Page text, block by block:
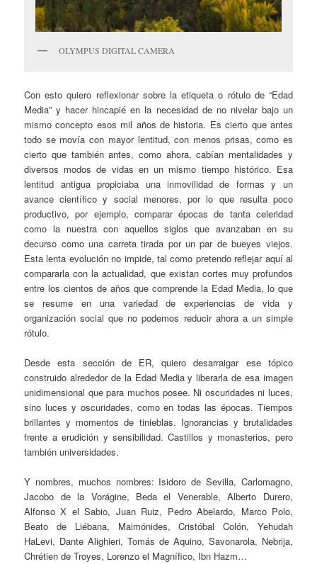
OLYMPUS DIGITAL CAMERA
Con esto quiero reflexionar sobre la etiqueta o rótulo de “Edad
Media” y hacer hincapié en la necesidad de no nivelar bajo un
mismo concepto esos mil años de historia. Es cierto que antes
todo se movía con mayor lentitud, con menos prisas, como es
cierto que también antes, como ahora, cabían mentalidades y
diversos modos de vidas en un mismo tiempo histórico. Esa
lentitud antigua propiciaba una inmovilidad de formas y un
avance científico y social menores, por lo que resulta poco
productivo, por ejemplo, comparar épocas de tanta celeridad
como la nuestra con aquellos siglos que avanzaban en su
decurso como una carreta tirada por un par de bueyes viejos.
Esta lenta evolución no impide, tal como pretendo reflejar aquí al
compararla con la actualidad, que existan cortes muy profundos
entre los cientos de años que comprende la Edad Media, lo que
se resume en una variedad de experiencias de vida y
organización social que no podemos reducir ahora a un simple
rótulo.
Desde esta sección de ER, quiero desarraigar ese tópico
construido alrededor de la Edad Media y liberarla de esa imagen
unidimensional que para muchos posee. Ni oscuridades ni luces,
sino luces y oscuridades, como en todas las épocas. Tiempos
brillantes y momentos de tinieblas. Ignorancias y brutalidades
frente a erudición y sensibilidad. Castillos y monasterios, pero
también universidades.
Y nombres, muchos nombres: Isidoro de Sevilla, Carlomagno,
Jacobo de la Vorágine, Beda el Venerable, Alberto Durero,
Alfonso X el Sabio, Juan Ruiz, Pedro Abelardo, Marco Polo,
Beato de Liébana, Maimónides, Cristóbal Colón, Yehudah
HaLevi, Dante Alighieri, Tomás de Aquino, Savonarola, Nebrija,
Chrétien de Troyes, Lorenzo el Magnífico, Ibn Hazm…